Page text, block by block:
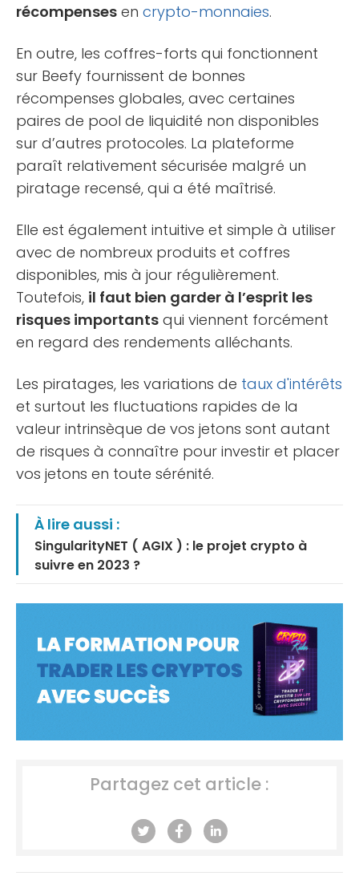
récompenses en crypto-monnaies.
En outre, les coffres-forts qui fonctionnent
sur Beefy fournissent de bonnes
récompenses globales, avec certaines
paires de pool de liquidité non disponibles
sur d’autres protocoles. La plateforme
paraît relativement sécurisée malgré un
piratage recensé, qui a été maîtrisé.
Elle est également intuitive et simple à utiliser
avec de nombreux produits et coffres
disponibles, mis à jour régulièrement.
Toutefois, il faut bien garder à l’esprit les
risques importants qui viennent forcément
en regard des rendements alléchants.
Les piratages, les variations de taux d'intérêts
et surtout les fluctuations rapides de la
valeur intrinsèque de vos jetons sont autant
de risques à connaître pour investir et placer
vos jetons en toute sérénité.
À lire aussi :
SingularityNET ( AGIX ) : le projet crypto à
suivre en 2023 ?
Partagez cet article :